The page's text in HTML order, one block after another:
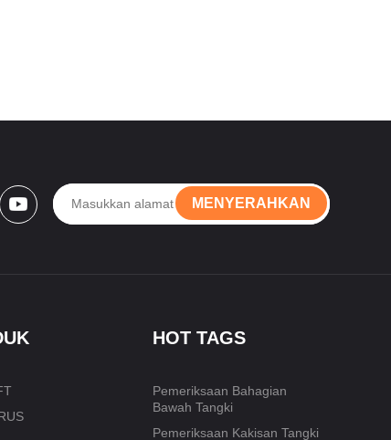
MENYERAHKAN
HOT TAGS
Pemeriksaan Bahagian
Bawah Tangki
Pemeriksaan Kakisan Tangki